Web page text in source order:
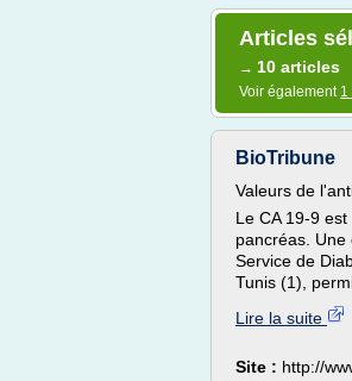
Articles
→ 10 articles
Voir également 1
BioTribune
Valeurs de
Le CA 19-9
pancréas. Une
Service de
Tunis (1),
Lire la suite
Site : http://